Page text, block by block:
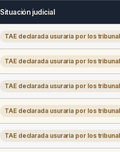
Situación judicial
TAE declarada usuraria por los
TAE declarada usuraria por los
TAE declarada usuraria por los
TAE declarada usuraria por los
TAE declarada usuraria por los